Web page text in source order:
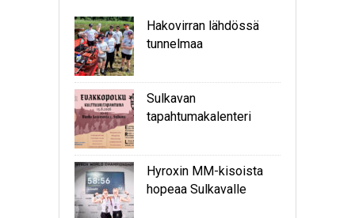
Hakovirran lähdössä
tunnelmaa
Sulkavan
tapahtumakalenteri
Hyroxin MM-kisoista
hopeaa Sulkavalle